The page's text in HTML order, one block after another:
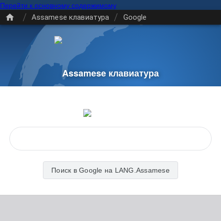
Перейти к основному содержимому
/ Assamese клавиатура / Google
Assamese клавиатура
Поиск в Google на LANG.Assamese